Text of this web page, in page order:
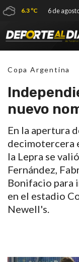
6.3 ºC 6 de
Copa Argentina
nuevo
En la apertura
decimotercera
la Lepra se
Fernández,
Bonifacio para
en el estadio
Newell's.